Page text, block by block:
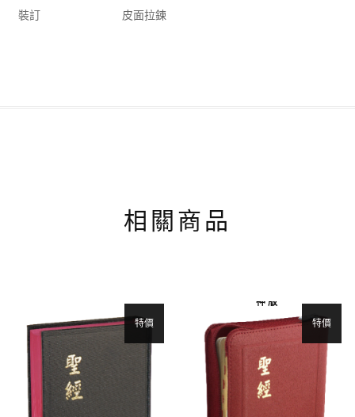
裝訂 皮面拉鍊
相關商品
特價
神 版
特價